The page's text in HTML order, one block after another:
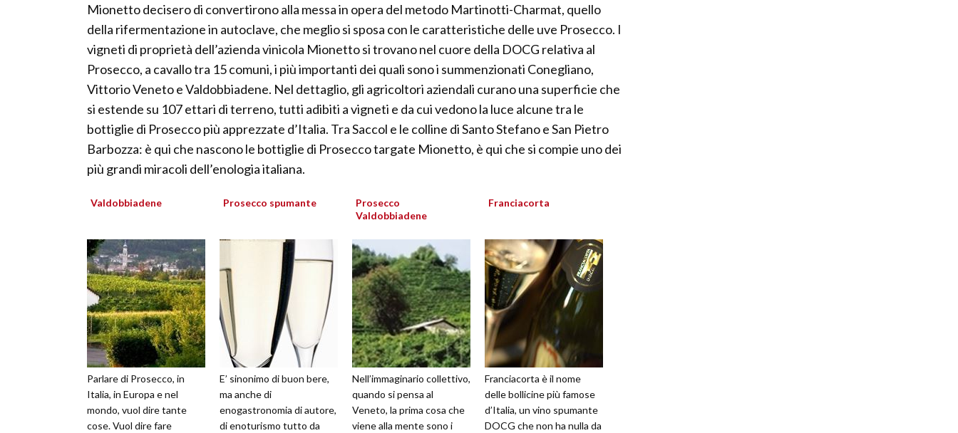
Mionetto decisero di convertirono alla messa in opera del metodo Martinotti-Charmat, quello
della rifermentazione in autoclave, che meglio si sposa con le caratteristiche delle uve Prosecco. I
vigneti di proprietà dell’azienda vinicola Mionetto si trovano nel cuore della DOCG relativa al
Prosecco, a cavallo tra 15 comuni, i più importanti dei quali sono i summenzionati Conegliano,
Vittorio Veneto e Valdobbiadene. Nel dettaglio, gli agricoltori aziendali curano una superficie che
si estende su 107 ettari di terreno, tutti adibiti a vigneti e da cui vedono la luce alcune tra le
bottiglie di Prosecco più apprezzate d’Italia. Tra Saccol e le colline di Santo Stefano e San Pietro
Barbozza: è qui che nascono le bottiglie di Prosecco targate Mionetto, è qui che si compie uno dei
più grandi miracoli dell’enologia italiana.
Valdobbiadene
Parlare di Prosecco, in
Italia, in Europa e nel
mondo, vuol dire tante
cose. Vuol dire fare
Prosecco spumante
E’ sinonimo di buon bere,
ma anche di
enogastronomia di autore,
di enoturismo tutto da
Prosecco
Valdobbiadene
Nell’immaginario collettivo,
quando si pensa al
Veneto, la prima cosa che
viene alla mente sono i
Franciacorta
Franciacorta è il nome
delle bollicine più famose
d’Italia, un vino spumante
DOCG che non ha nulla da